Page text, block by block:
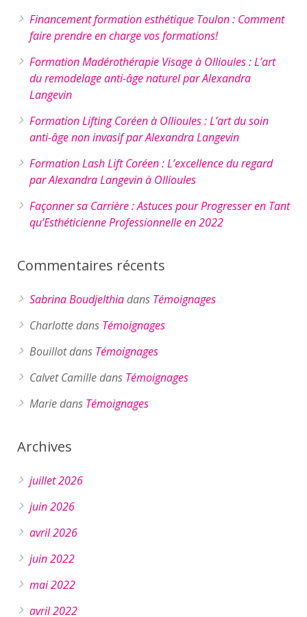
Financement formation esthétique Toulon : Comment
faire prendre en charge vos formations!
Formation Madérothérapie Visage à Ollioules : L’art
du remodelage anti-âge naturel par Alexandra
Langevin
Formation Lifting Coréen à Ollioules : L’art du soin
anti-âge non invasif par Alexandra Langevin
Formation Lash Lift Coréen : L’excellence du regard
par Alexandra Langevin à Ollioules
Façonner sa Carrière : Astuces pour Progresser en Tant
qu’Esthéticienne Professionnelle en 2022
Commentaires récents
Sabrina Boudjelthiadans Témoignages
Charlottedans Témoignages
Bouillotdans Témoignages
Calvet Camilledans Témoignages
Mariedans Témoignages
Archives
juillet 2026
juin 2026
avril 2026
juin 2022
mai 2022
avril 2022